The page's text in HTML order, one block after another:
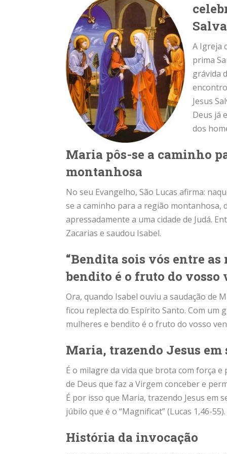
A Igreja
prima
grávida
Jesus
Deus já
dos
Maria pôs-se a caminho
montanhosa
No seu Evangelho, São Lucas afirma:
se a caminho para a região montanhosa,
apressadamente a uma cidade de Judá.
Zacarias e saudou Isabel.
“Bendita sois vós entre as
bendito é o fruto do vosso
Ora, quando Isabel ouviu a saudação de
ficou replecta do Espírito Santo. Com um
mulheres e bendito é o fruto do vosso
Maria, trazendo Jesus
É o milagre da vida que brota com força
de Deus que faz a Virgem conceber e
É por isso que Maria, trazendo Jesus em
júbilo que é o “Magnificat” (Lucas 1,46-55).
História da invocação